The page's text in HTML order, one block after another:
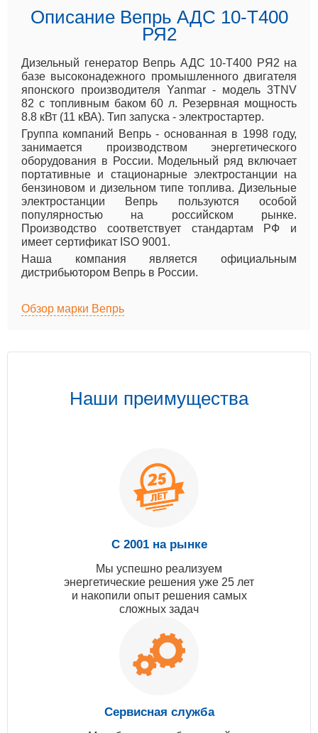
Описание Вепрь АДС 10-Т400
РЯ2
Дизельный генератор Вепрь АДС 10-Т400 РЯ2 на
базе высоконадежного промышленного двигателя
японского производителя Yanmar - модель 3TNV
82 с топливным баком 60 л. Резервная мощность
8.8 кВт (11 кВА). Тип запуска - электростартер.
Группа компаний Вепрь - основанная в 1998 году,
занимается производством энергетического
оборудования в России. Модельный ряд включает
портативные и стационарные электростанции на
бензиновом и дизельном типе топлива. Дизельные
электростанции Вепрь пользуются особой
популярностью на российском рынке.
Производство соответствует стандартам РФ и
имеет сертификат ISO 9001.
Наша компания является официальным
дистрибьютором Вепрь в России.
Обзор марки Вепрь
Наши преимущества
С 2001 на рынке
Мы успешно реализуем
энергетические решения уже 25 лет
и накопили опыт решения самых
сложных задач
Сервисная служба